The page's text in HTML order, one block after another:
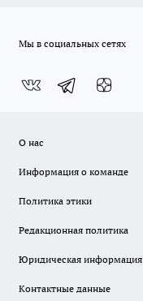
Мы в социальных сетях
О нас
Информация о команде
Политика этики
Редакционная политика
Юридическая информация
Контактные данные